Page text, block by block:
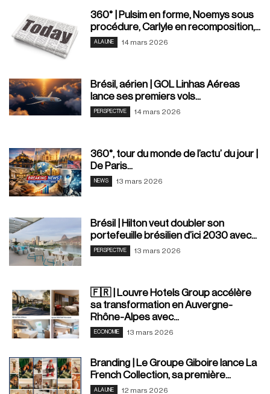
360° | Pulsim en forme, Noemys sous
procédure, Carlyle en recomposition,...
A LA UNE 14 mars 2026
Brésil, aérien | GOL Linhas Aéreas
lance ses premiers vols...
PERSPECTIVE 14 mars 2026
360°, tour du monde de l’actu’ du jour |
De Paris...
NEWS 13 mars 2026
Brésil | Hilton veut doubler son
portefeuille brésilien d’ici 2030 avec...
PERSPECTIVE 13 mars 2026
🇫🇷 | Louvre Hotels Group accélère
sa transformation en Auvergne-
Rhône-Alpes avec...
ECONOMIE 13 mars 2026
Branding | Le Groupe Giboire lance La
French Collection, sa première...
A LA UNE 12 mars 2026